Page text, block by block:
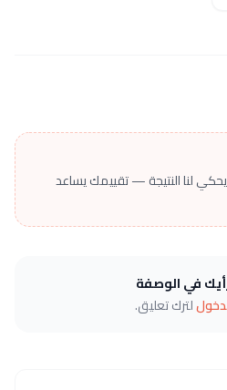
لنا النتيجة — تقييمك يساعد
في الوصفة
لترك تعليق.